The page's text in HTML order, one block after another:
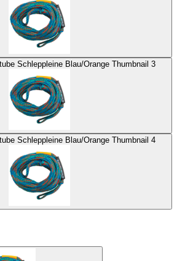
Jobe 4-Personen-Funtube Schleppleine Blau/Orange Thumbnail 3
Jobe 4-Personen-Funtube Schleppleine Blau/Orange Thumbnail 4